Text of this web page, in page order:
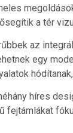
a tér
az
egy
híres
fejtámlákat